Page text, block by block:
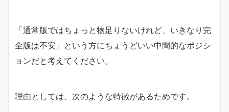
「通常版ではちょっと物足りないけれど、いきなり完
全版は不安」という方にちょうどいい中間的なポジシ
ョンだと考えてください。
理由としては、次のような特徴があるためです。